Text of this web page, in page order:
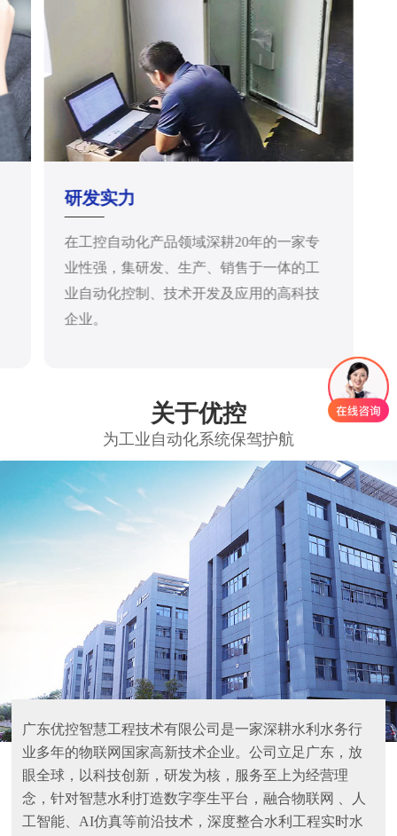
研发实力
在工控自动化产品领域深耕20年的一家专
业性强，集研发、生产、销售于一体的工
业自动化控制、技术开发及应用的高科技
企业。
关于优控
为工业自动化系统保驾护航
广东优控智慧工程技术有限公司是一家深耕水利水务行
业多年的物联网国家高新技术企业。公司立足广东，放
眼全球，以科技创新，研发为核，服务至上为经营理
念，针对智慧水利打造数字孪生平台，融合物联网 、人
工智能、AI仿真等前沿技术，深度整合水利工程实时水